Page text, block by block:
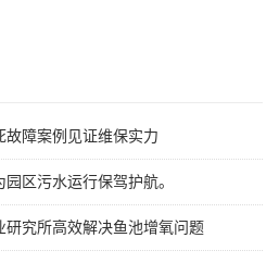
障案例见证维保实力
区污水运行保驾护航。
究所高效解决鱼池增氧问题